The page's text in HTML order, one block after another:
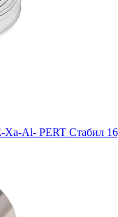
Al- PERT Стабил